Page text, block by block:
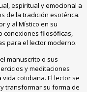
,espiritual y emocional a
de la tradición esotérica.
y al Místico en su
conexiones filosóficas,
para el lector moderno.
manuscrito o sus
y meditaciones
vida cotidiana. El lector se
transformar su forma de